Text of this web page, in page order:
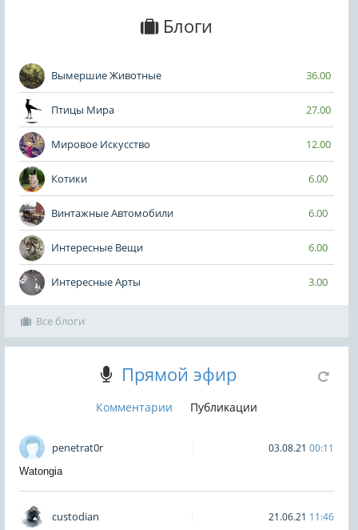
Блоги
Вымершие Животные 36.00
Птицы Мира 27.00
Мировое Искусство 12.00
Котики 6.00
Винтажные Автомобили 6.00
Интересные Вещи 6.00
Интересные Арты 3.00
Все блоги
Прямой эфир
Комментарии Публикации
penetrat0r 03.08.21 00:11
Watongia
custodian 21.06.21 11:46